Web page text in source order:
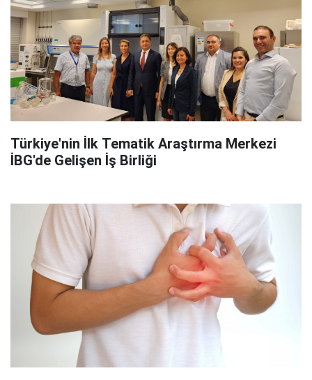
Türkiye'nin İlk Tematik Araştırma Merkezi
İBG'de Gelişen İş Birliği